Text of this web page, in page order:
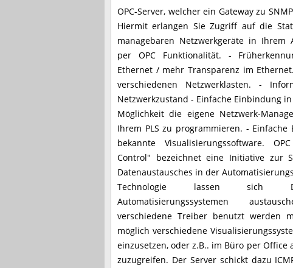
OPC-Server, welcher ein Gateway zu
Hiermit erlangen Sie Zugriff auf die
managebaren Netzwerkgeräte in Ihrem
per OPC Funktionalität. -
Ethernet / mehr Transparenz im
verschiedenen Netzwerklasten. -
Netzwerkzustand - Einfache Einbindung
Möglichkeit die eigene Netzwerk-
Ihrem PLS zu programmieren. -
bekannte Visualisierungssoftware.
Control" bezeichnet eine Initiative zur
Datenaustausches in der
Technologie lassen sich
Automatisierungssystemen
verschiedene Treiber benutzt werden
möglich verschiedene
einzusetzen, oder z.B.. im Büro per Office
zuzugreifen. Der Server schickt dazu